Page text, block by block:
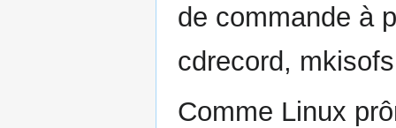
de commande à
cdrecord,
Comme Linux